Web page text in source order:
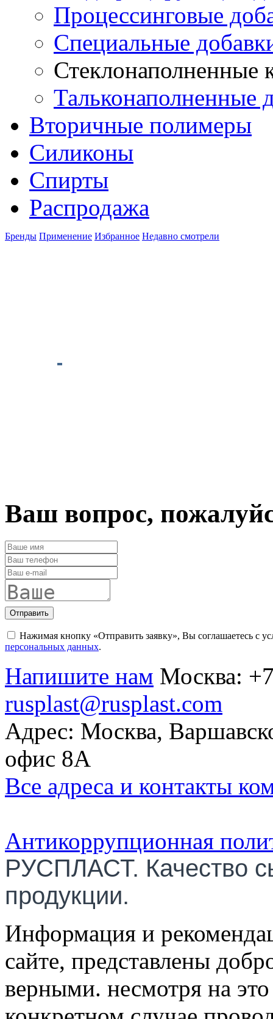
Процессинговые
Специальные
Стеклонаполненные
Тальконаполненные
Вторичные полимеры
Силиконы
Спирты
Распродажа
Бренды Применение Избранное Недавно смотрели
Ваш вопрос,
Отправить
Нажимая кнопку «Отправить заявку», Вы соглашаетесь с
персональных данных.
Напишите нам Москва:
rusplast@rusplast.com
Адрес: Москва,
офис 8А
Все адреса и контакты
Антикоррупционная
РУСПЛАСТ. Качество
продукции.
Информация и
сайте, представлены
верными. несмотря на